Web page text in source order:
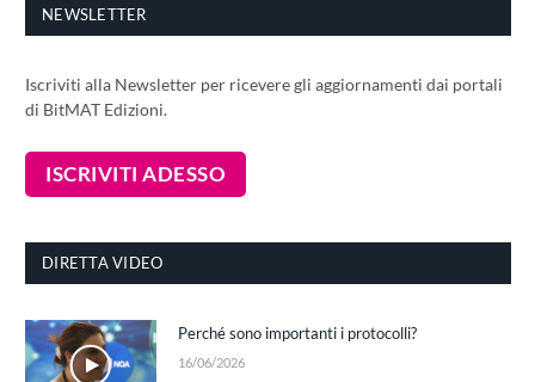
NEWSLETTER
Iscriviti alla Newsletter per ricevere gli aggiornamenti dai portali
di BitMAT Edizioni.
DIRETTA VIDEO
Perché sono importanti i protocolli?
16/06/2026